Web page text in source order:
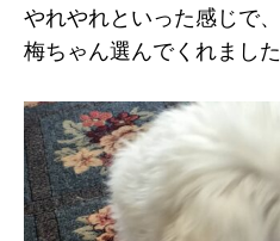
やれやれといった感じで、
梅ちゃん選んでくれました